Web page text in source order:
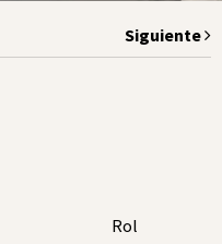
Siguiente
Rol